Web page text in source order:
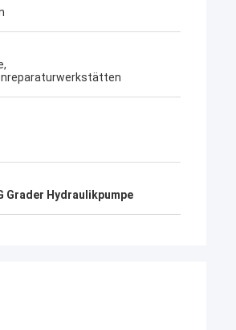
Grader Hydraulikpumpe